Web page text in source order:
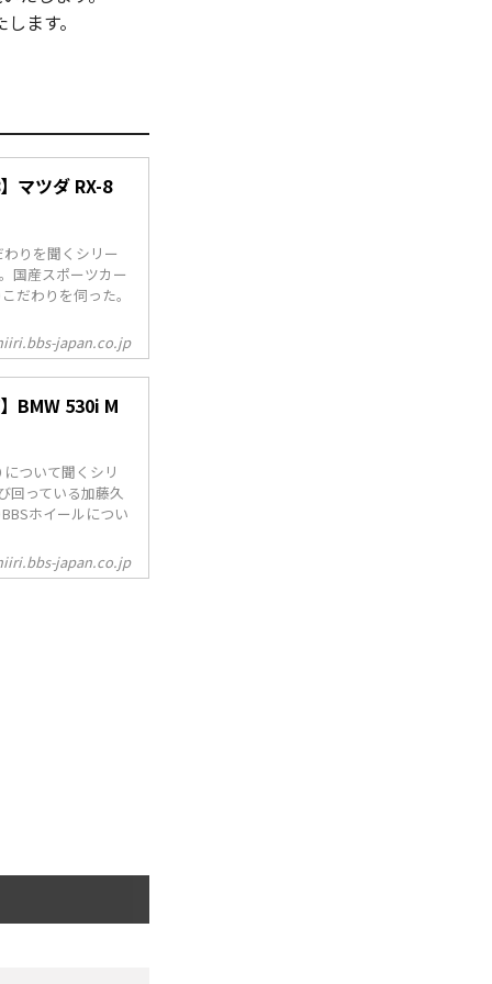
ます。
マツダ RX-8
りを聞くシリー
国産スポーツカー
だわりを伺った。
japan.co.jp
BMW 530i M
ついて聞くシリ
回っている加藤久
ホイールについ
japan.co.jp